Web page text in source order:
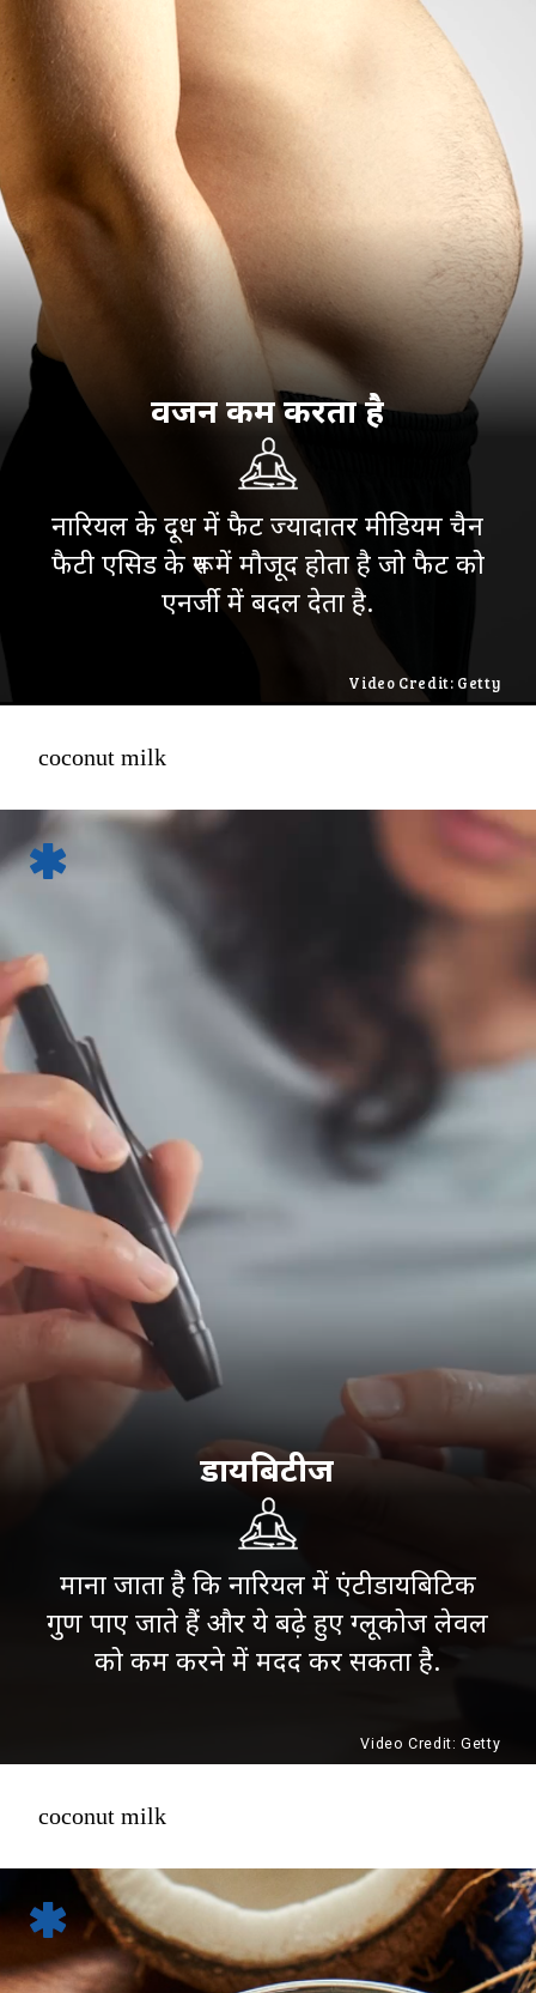
नारियल के दूध में फैट ज्यादातर मीडियम चैन
फैटी एसिड के रूप में मौजूद होता है जो फैट को
एनर्जी में बदल देता है.
वजन कम करता है
Video Credit: Getty
coconut milk
माना जाता है कि नारियल में एंटीडायबिटिक
गुण पाए जाते हैं और ये बढ़े हुए ग्लूकोज लेवल
को कम करने में मदद कर सकता है.
डायबिटीज
Video Credit: Getty
coconut milk